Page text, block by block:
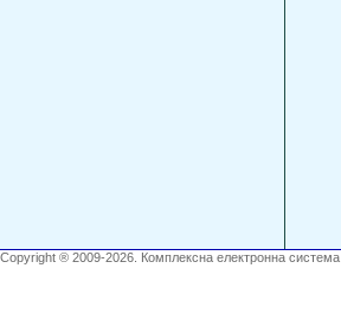
Copyright ® 2009-2026. Комплексна електронна система